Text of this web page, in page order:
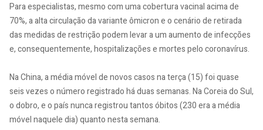
Para especialistas, mesmo com uma cobertura vacinal acima de
70%, a alta circulação da variante ômicron e o cenário de retirada
das medidas de restrição podem levar a um aumento de infecções
e, consequentemente, hospitalizações e mortes pelo coronavírus.
Na China, a média móvel de novos casos na terça (15) foi quase
seis vezes o número registrado há duas semanas. Na Coreia do Sul,
o dobro, e o país nunca registrou tantos óbitos (230 era a média
móvel naquele dia) quanto nesta semana.